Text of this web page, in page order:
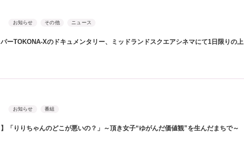
お知らせ その他 ニュース
ーTOKONA-Xのドキュメンタリー、ミッドランドスクエアシネマにて1日限りの上
お知らせ 番組
】「りりちゃんのどこが悪いの？」～頂き女子“ゆがんだ価値観”を生んだまちで～